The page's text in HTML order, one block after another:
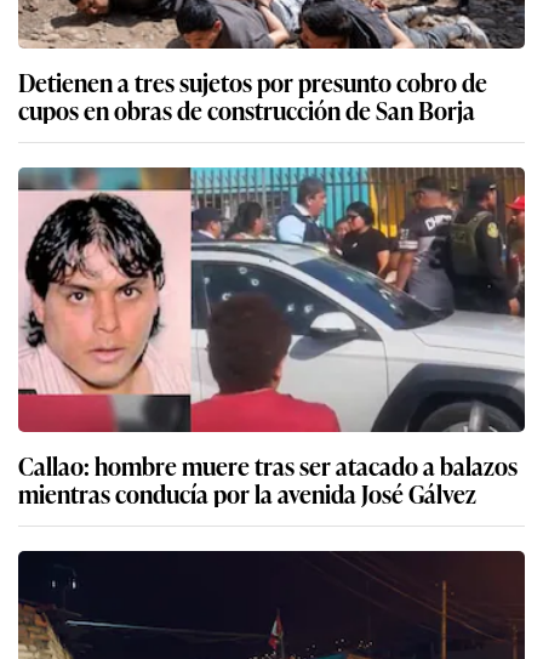
Detienen a tres sujetos por presunto cobro de
cupos en obras de construcción de San Borja
Callao: hombre muere tras ser atacado a balazos
mientras conducía por la avenida José Gálvez